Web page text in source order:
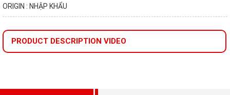
ORIGIN : NHẬP KHẨU
PRODUCT DESCRIPTION VIDEO